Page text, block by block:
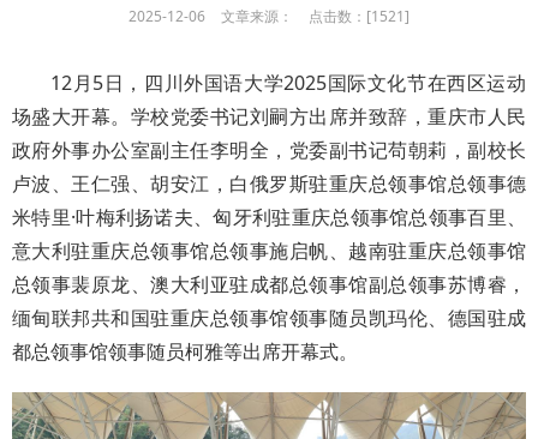
2025-12-06 文章来源： 点击数：[1521]
12月5日，四川外国语大学2025国际文化节在西区运动
场盛大开幕。学校党委书记刘嗣方出席并致辞，重庆市人民
政府外事办公室副主任李明全，党委副书记苟朝莉，副校长
卢波、王仁强、胡安江，白俄罗斯驻重庆总领事馆总领事德
米特里·叶梅利扬诺夫、匈牙利驻重庆总领事馆总领事百里、
意大利驻重庆总领事馆总领事施启帆、越南驻重庆总领事馆
总领事裴原龙、澳大利亚驻成都总领事馆副总领事苏博睿，
缅甸联邦共和国驻重庆总领事馆领事随员凯玛伦、德国驻成
都总领事馆领事随员柯雅等出席开幕式。